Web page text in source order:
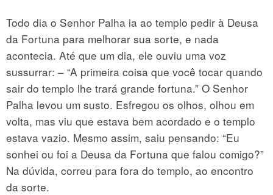
Todo dia o Senhor Palha ia ao templo pedir à Deusa
da Fortuna para melhorar sua sorte, e nada
acontecia. Até que um dia, ele ouviu uma voz
sussurrar: – “A primeira coisa que você tocar quando
sair do templo lhe trará grande fortuna.” O Senhor
Palha levou um susto. Esfregou os olhos, olhou em
volta, mas viu que estava bem acordado e o templo
estava vazio. Mesmo assim, saiu pensando: “Eu
sonhei ou foi a Deusa da Fortuna que falou comigo?”
Na dúvida, correu para fora do templo, ao encontro
da sorte.